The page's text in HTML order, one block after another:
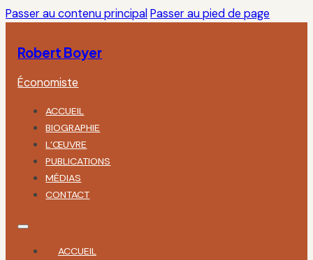
Passer au contenu principal Passer au pied de page
Robert Boyer
Économiste
ACCUEIL
BIOGRAPHIE
L’ŒUVRE
PUBLICATIONS
MÉDIAS
CONTACT
ACCUEIL